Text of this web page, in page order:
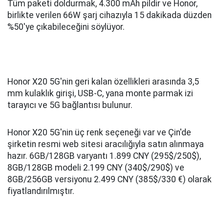
Tüm paketi doldurmak, 4.300 mAh pildir ve Honor,
birlikte verilen 66W şarj cihazıyla 15 dakikada düzden
%50'ye çıkabileceğini söylüyor.
Honor X20 5G'nin geri kalan özellikleri arasında 3,5
mm kulaklık girişi, USB-C, yana monte parmak izi
tarayıcı ve 5G bağlantısı bulunur.
Honor X20 5G'nin üç renk seçeneği var ve Çin'de
şirketin resmi web sitesi aracılığıyla satın alınmaya
hazır. 6GB/128GB varyantı 1.899 CNY (295$/250$),
8GB/128GB modeli 2.199 CNY (340$/290$) ve
8GB/256GB versiyonu 2.499 CNY (385$/330 €) olarak
fiyatlandırılmıştır.